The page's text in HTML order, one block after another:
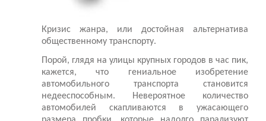
Кризис жанра, или достойная альтернатива
общественному транспорту.
Порой, глядя на улицы крупных городов в час пик,
кажется, что гениальное изобретение
автомобильного транспорта становится
недееспособным. Невероятное количество
автомобилей скапливаются в ужасающего